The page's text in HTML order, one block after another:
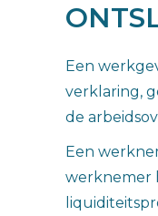
Een
verklaring,
de
Een
werknemer